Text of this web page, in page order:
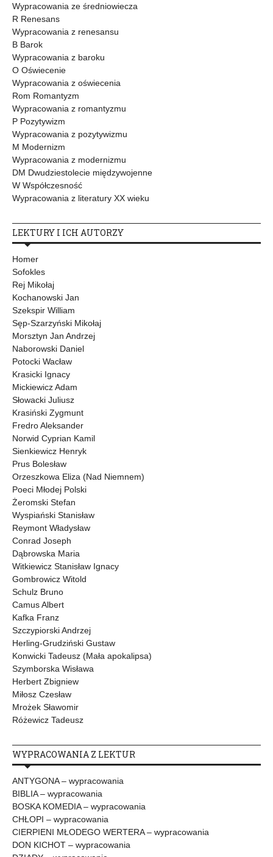
Wypracowania ze średniowiecza
R Renesans
Wypracowania z renesansu
B Barok
Wypracowania z baroku
O Oświecenie
Wypracowania z oświecenia
Rom Romantyzm
Wypracowania z romantyzmu
P Pozytywizm
Wypracowania z pozytywizmu
M Modernizm
Wypracowania z modernizmu
DM Dwudziestolecie międzywojenne
W Współczesność
Wypracowania z literatury XX wieku
LEKTURY I ICH AUTORZY
Homer
Sofokles
Rej Mikołaj
Kochanowski Jan
Szekspir William
Sęp-Szarzyński Mikołaj
Morsztyn Jan Andrzej
Naborowski Daniel
Potocki Wacław
Krasicki Ignacy
Mickiewicz Adam
Słowacki Juliusz
Krasiński Zygmunt
Fredro Aleksander
Norwid Cyprian Kamil
Sienkiewicz Henryk
Prus Bolesław
Orzeszkowa Eliza (Nad Niemnem)
Poeci Młodej Polski
Żeromski Stefan
Wyspiański Stanisław
Reymont Władysław
Conrad Joseph
Dąbrowska Maria
Witkiewicz Stanisław Ignacy
Gombrowicz Witold
Schulz Bruno
Camus Albert
Kafka Franz
Szczypiorski Andrzej
Herling-Grudziński Gustaw
Konwicki Tadeusz (Mała apokalipsa)
Szymborska Wisława
Herbert Zbigniew
Miłosz Czesław
Mrożek Sławomir
Różewicz Tadeusz
WYPRACOWANIA Z LEKTUR
ANTYGONA – wypracowania
BIBLIA – wypracowania
BOSKA KOMEDIA – wypracowania
CHŁOPI – wypracowania
CIERPIENI MŁODEGO WERTERA – wypracowania
DON KICHOT – wypracowania